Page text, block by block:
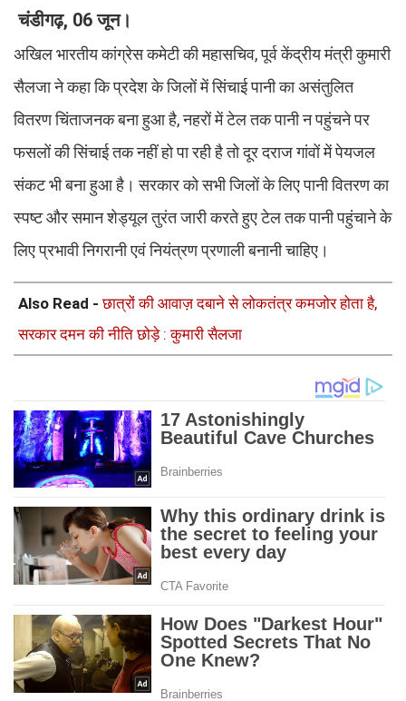
चंडीगढ़, 06 जून।
अखिल भारतीय कांग्रेस कमेटी की महासचिव, पूर्व केंद्रीय मंत्री कुमारी
सैलजा ने कहा कि प्रदेश के जिलों में सिंचाई पानी का असंतुलित
वितरण चिंताजनक बना हुआ है, नहरों में टेल तक पानी न पहुंचने पर
फसलों की सिंचाई तक नहीं हो पा रही है तो दूर दराज गांवों में पेयजल
संकट भी बना हुआ है। सरकार को सभी जिलों के लिए पानी वितरण का
स्पष्ट और समान शेड्यूल तुरंत जारी करते हुए टेल तक पानी पहुंचाने के
लिए प्रभावी निगरानी एवं नियंत्रण प्रणाली बनानी चाहिए।
Also Read -छात्रों की आवाज़ दबाने से लोकतंत्र कमजोर होता है,
सरकार दमन की नीति छोड़े : कुमारी सैलजा